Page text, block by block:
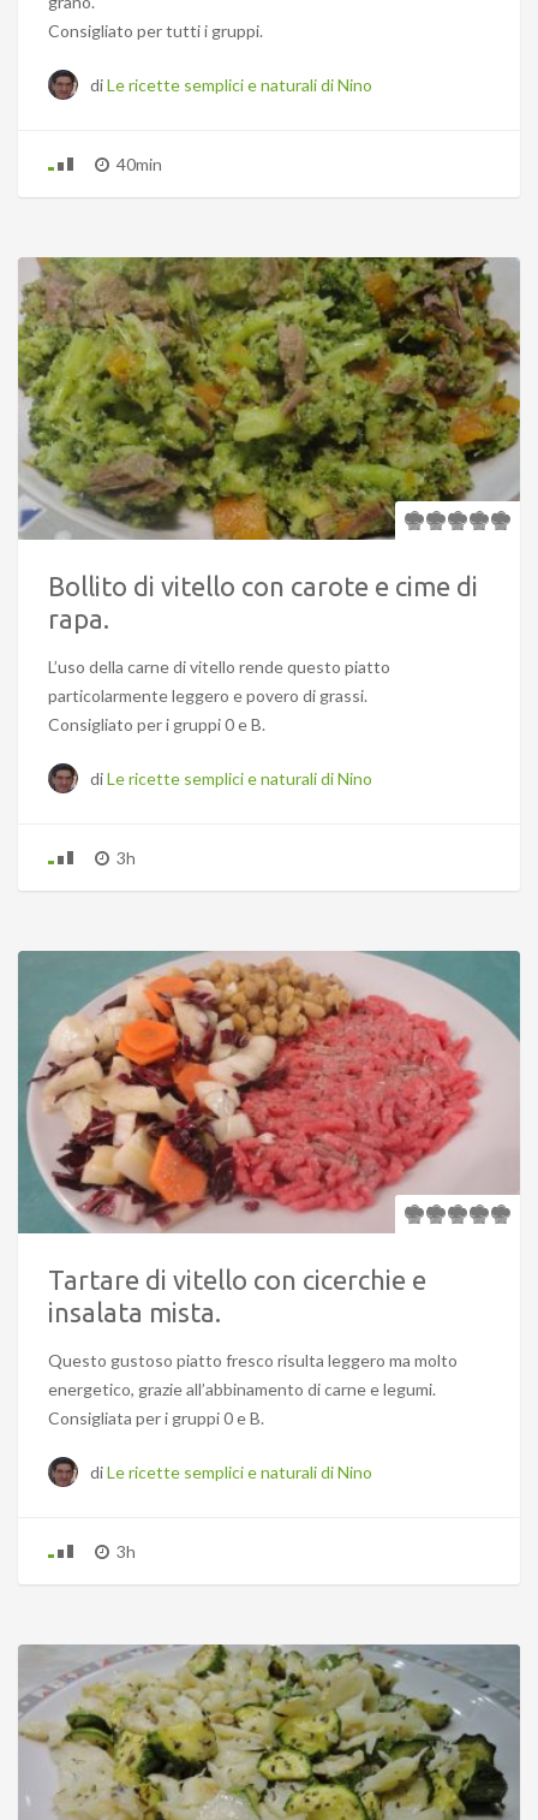
Consigliato per tutti i gruppi.
diLe ricette semplici e naturali di Nino
40min
Bollito di vitello con carote e cime di
rapa.
L’uso della carne di vitello rende questo piatto
particolarmente leggero e povero di grassi.
Consigliato per i gruppi 0 e B.
diLe ricette semplici e naturali di Nino
3h
Tartare di vitello con cicerchie e
insalata mista.
Questo gustoso piatto fresco risulta leggero ma molto
energetico, grazie all’abbinamento di carne e legumi.
Consigliata per i gruppi 0 e B.
diLe ricette semplici e naturali di Nino
3h